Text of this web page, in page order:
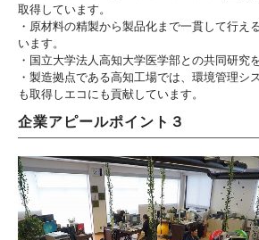
取得しています。
・原材料の精製から製品化まで一貫して行え
います。
・国立大学法人高知大学医学部との共同研究
・製造拠点である高知工場では、環境管理シ
も取得しエコにも貢献しています。
企業アピールポイント３